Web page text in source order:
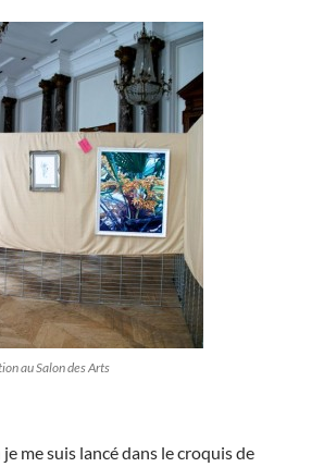
au Salon des Arts
me suis lancé dans le croquis de